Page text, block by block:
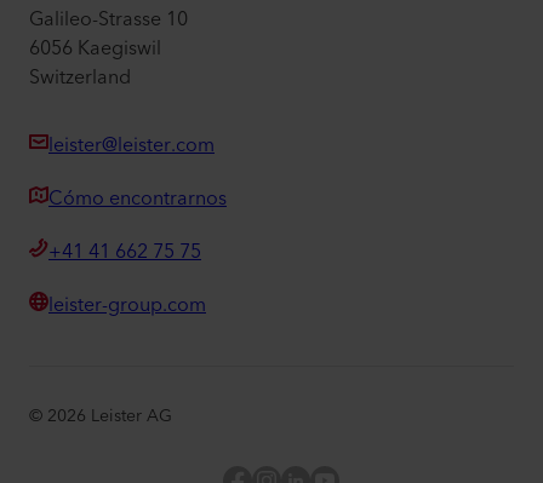
Galileo-Strasse 10
6056 Kaegiswil
Switzerland
leister@leister.com
Cómo encontrarnos
+41 41 662 75 75
leister-group.com
© 2026 Leister AG